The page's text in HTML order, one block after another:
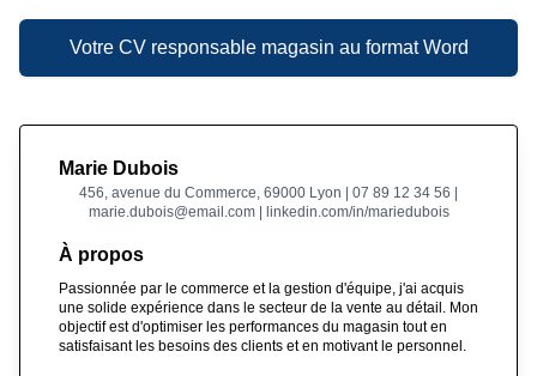
Votre CV responsable magasin au format Word
Marie Dubois
456, avenue du Commerce, 69000 Lyon | 07 89 12 34 56 |
marie.dubois@email.com | linkedin.com/in/mariedubois
À propos
Passionnée par le commerce et la gestion d'équipe, j'ai acquis
une solide expérience dans le secteur de la vente au détail. Mon
objectif est d'optimiser les performances du magasin tout en
satisfaisant les besoins des clients et en motivant le personnel.